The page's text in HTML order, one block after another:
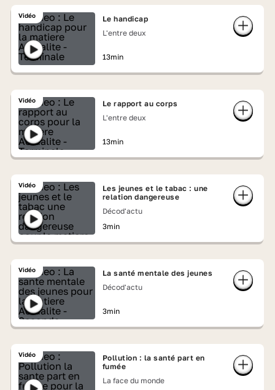
Vidéo
Le handicap
L'entre deux
13min
Vidéo
Le rapport au corps
L'entre deux
13min
Vidéo
Les jeunes et le tabac : une
relation dangereuse
Décod'actu
3min
Vidéo
La santé mentale des jeunes
Décod'actu
3min
Vidéo
Pollution : la santé part en
fumée
La face du monde